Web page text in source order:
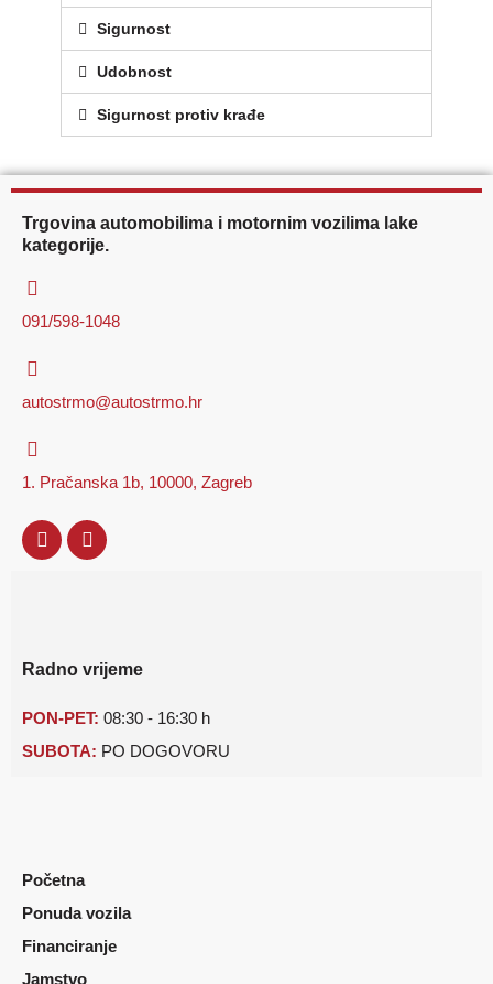
Sigurnost
Udobnost
Sigurnost protiv krađe
Trgovina automobilima i motornim vozilima lake
kategorije.
091/598-1048
autostrmo@autostrmo.hr
1. Pračanska 1b, 10000, Zagreb
Radno vrijeme
PON-PET: 08:30 - 16:30 h
SUBOTA: PO DOGOVORU
Početna
Ponuda vozila
Financiranje
Jamstvo